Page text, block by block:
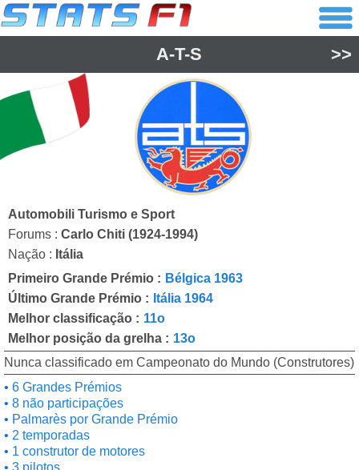
A-T-S >>
Automobili Turismo e Sport
Forums : Carlo Chiti (1924-1994)
Nação : Itália
Primeiro Grande Prémio : Bélgica 1963
Último Grande Prémio : Itália 1964
Melhor classificação : 11o
Melhor posição da grelha : 13o
Nunca classificado em Campeonato do Mundo (Construtores)
6 Grandes Prémios
8 não participações
Palmarès por Grande Prémio
2 temporadas
1 construtor de motores
3 pilotos